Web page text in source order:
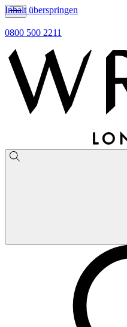
Inhalt überspringen
0800 500 2211